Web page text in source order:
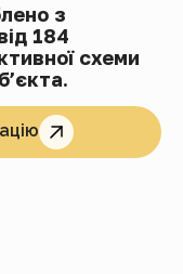
з
184
схеми